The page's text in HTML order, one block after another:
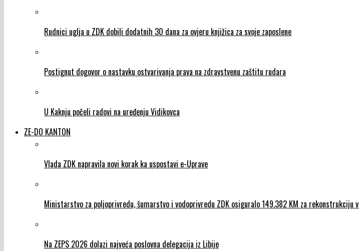
Rudnici uglja u ZDK dobili dodatnih 30 dana za ovjeru knjižica za svoje zaposlene
Postignut dogovor o nastavku ostvarivanja prava na zdravstvenu zaštitu rudara
U Kaknju počeli radovi na uređenju Vidikovca
ZE-DO KANTON
Vlada ZDK napravila novi korak ka uspostavi e-Uprave
Ministarstvo za poljoprivredu, šumarstvo i vodoprivredu ZDK osiguralo 149.382 KM za rekonstrukciju
Na ZEPS 2026 dolazi najveća poslovna delegacija iz Libije